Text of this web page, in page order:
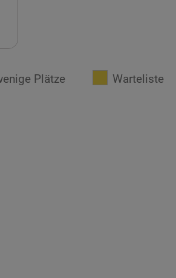
Plätze Warteliste